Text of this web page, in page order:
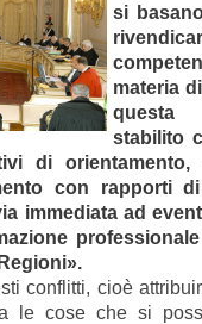
si
materia
questa
stabilito
di orientamento,
con rapporti
immediata ad
conflitti, cioè
le cose che si